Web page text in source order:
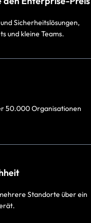
Sicherheitslösungen,
und kleine Teams.
50.000 Organisationen
Standorte über ein